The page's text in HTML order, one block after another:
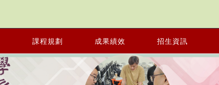
課程規劃 成果績效 招生資訊